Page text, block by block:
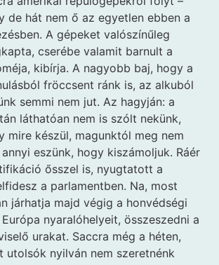
de hát nem ő az egyetlen ebben a
A gépeket valószínűleg
cserébe valamit barnult a
kibírja. A nagyobb baj, hogy a
fröccsent ránk is, az alkuból
semmi nem jut. Az hagyján: a
láthatóan nem is szólt nekünk,
mire készül, magunktól meg nem
eszünk, hogy kiszámoljuk. Ráér
ősszel is, nyugtatott a
a parlamentben. Na, most
járhatja majd végig a honvédségi
nyaralóhelyeit, összeszedni a
urakat. Saccra még a héten,
utolsók nyilván nem szeretnénk